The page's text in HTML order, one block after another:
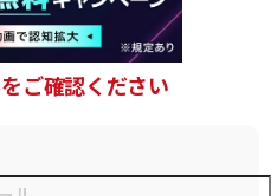
ご確認ください